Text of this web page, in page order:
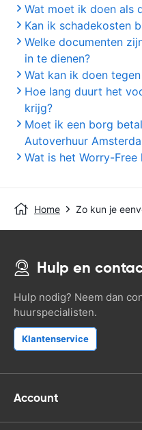
Wat moet ik doen als
Kan ik schadekosten
Welke documenten
in te dienen?
Wat kan ik doen
Hoe lang duurt het
krijg?
Moet ik een borg
Autoverhuur
Wat is het Worry-Free
Home Zo kun je
Hulp en
Hulp nodig? Neem dan
huurspecialisten.
Klantenservice
Account